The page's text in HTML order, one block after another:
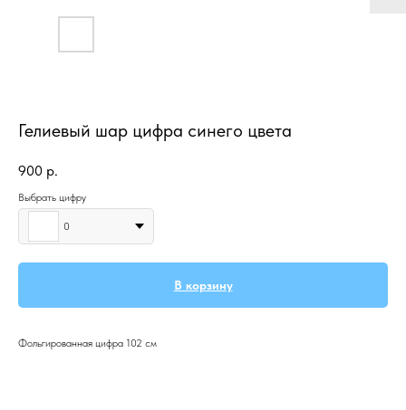
Гелиевый шар цифра синего цвета
900 р.
Выбрать цифру
0
В корзину
Фольгированная цифра 102 см